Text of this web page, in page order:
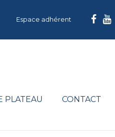
Espace adhérent
PLATEAU CONTACT